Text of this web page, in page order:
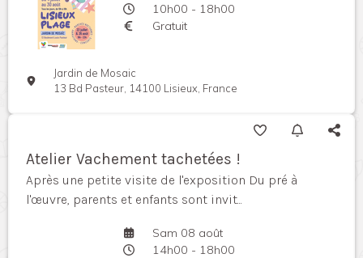
10h00 - 18h00
Gratuit
Jardin de Mosaic
13 Bd Pasteur, 14100 Lisieux, France
Atelier Vachement tachetées !
Après une petite visite de l'exposition Du pré à
l'œuvre, parents et enfants sont invit...
Sam 08 août
14h00 - 18h00